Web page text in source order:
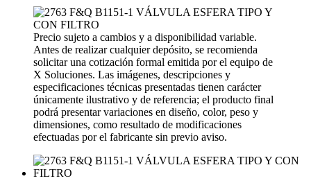
Precio sujeto a cambios y a disponibilidad variable.
Antes de realizar cualquier depósito, se recomienda
solicitar una cotización formal emitida por el equipo de
X Soluciones. Las imágenes, descripciones y
especificaciones técnicas presentadas tienen carácter
únicamente ilustrativo y de referencia; el producto final
podrá presentar variaciones en diseño, color, peso y
dimensiones, como resultado de modificaciones
efectuadas por el fabricante sin previo aviso.